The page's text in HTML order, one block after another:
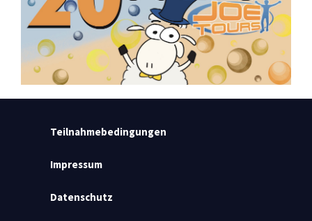
Teilnahmebedingungen
Impressum
Datenschutz